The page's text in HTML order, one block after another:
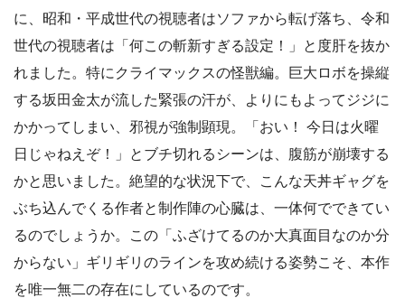
に、昭和・平成世代の視聴者はソファから転げ落ち、令和
世代の視聴者は「何この斬新すぎる設定！」と度肝を抜か
れました。特にクライマックスの怪獣編。巨大ロボを操縦
する坂田金太が流した緊張の汗が、よりにもよってジジに
かかってしまい、邪視が強制顕現。「おい！ 今日は火曜
日じゃねえぞ！」とブチ切れるシーンは、腹筋が崩壊する
かと思いました。絶望的な状況下で、こんな天丼ギャグを
ぶち込んでくる作者と制作陣の心臓は、一体何でできてい
るのでしょうか。この「ふざけてるのか大真面目なのか分
からない」ギリギリのラインを攻め続ける姿勢こそ、本作
を唯一無二の存在にしているのです。